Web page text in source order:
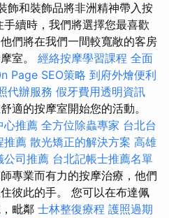
飾和裝飾品將非洲精神帶入按
續時，我們將選擇您最喜歡
們將在我們一間較寬敞的客房
室。 經絡按摩學習課程 全面
Page SEO策略 到府外燴便利
代辦服務 假牙費用透明資訊
適的按摩室開始您的活動。
心推薦 全方位除蟲專家 台北台
推薦 散光矯正的解決方案 高雄
公司推薦 台北記帳士推薦名單
專業而有力的按摩治療，他們
彼此的手。 您可以在布達佩
毗鄰 士林整復療程 護照過期